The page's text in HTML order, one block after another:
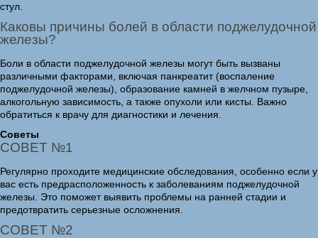
стул.
Каковы причины болей в области поджелудочной
железы?
Боли в области поджелудочной железы могут быть вызваны
различными факторами, включая панкреатит (воспаление
поджелудочной железы), образование камней в желчном пузыре,
алкогольную зависимость, а также опухоли или кисты. Важно
обратиться к врачу для диагностики и лечения.
Советы
СОВЕТ №1
Регулярно проходите медицинские обследования, особенно если у
вас есть предрасположенность к заболеваниям поджелудочной
железы. Это поможет выявить проблемы на ранней стадии и
предотвратить серьезные осложнения.
СОВЕТ №2